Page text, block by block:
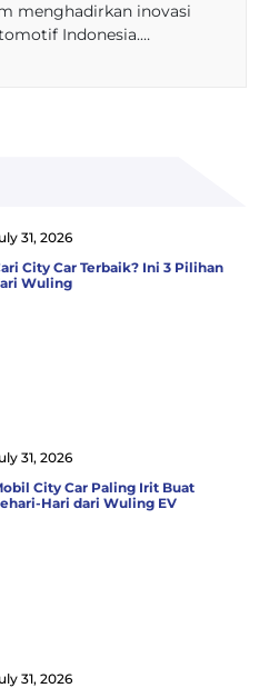
menghadirkan inovasi
Indonesia.…
City Car Terbaik? Ini 3 Pilihan
Wuling
31, 2026
City Car Paling Irit Buat
Hari dari Wuling EV
31, 2026
31, 2026